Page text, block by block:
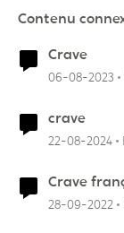
Contenu
Crave
06-08-2023
crave
22-08-2024
Crave
28-09-2022